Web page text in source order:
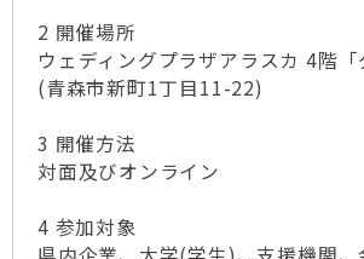
2 開催場所
ウェディングプラザアラスカ 4階「
(青森市新町1丁目11-22)
3 開催方法
対面及びオンライン
4 参加対象